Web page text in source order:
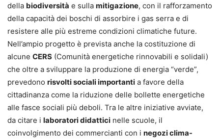
della biodiversità e sulla mitigazione, con il rafforzamento
della capacità dei boschi di assorbire i gas serra e di
resistere alle più estreme condizioni climatiche future.
Nell’ampio progetto è prevista anche la costituzione di
alcune CERS (Comunità energetiche rinnovabili e solidali)
che oltre a sviluppare la produzione di energia “verde”,
prevedono risvolti sociali importanti a favore della
cittadinanza come la riduzione delle bollette energetiche
alle fasce sociali più deboli. Tra le altre iniziative avviate,
da citare i laboratori didattici nelle scuole, il
coinvolgimento dei commercianti con i negozi clima-